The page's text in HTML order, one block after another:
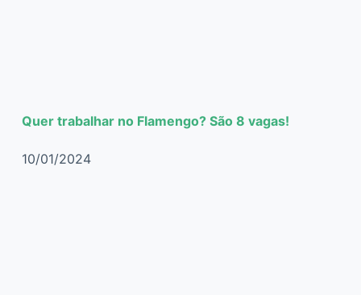
Quer trabalhar no Flamengo? São 8 vagas!
10/01/2024